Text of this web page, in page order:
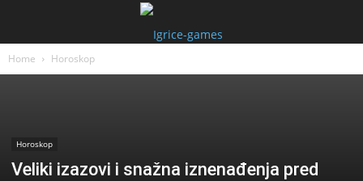
Home Horoskop
Horoskop
Veliki izazovi i snažna iznenađenja pred